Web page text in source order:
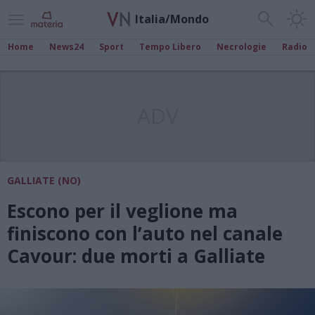
Italia/Mondo
Home News24 Sport Tempo Libero Necrologie Radio
GALLIATE (NO)
Escono per il veglione ma
finiscono con l’auto nel canale
Cavour: due morti a Galliate